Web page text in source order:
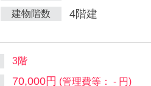
建物階数 4階建
3階
70,000円 (管理費等： - 円)